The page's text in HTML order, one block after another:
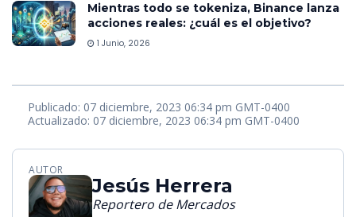
Mientras todo se tokeniza, Binance lanza
acciones reales: ¿cuál es el objetivo?
1 Junio, 2026
Publicado: 07 diciembre, 2023 06:34 pm GMT-0400
Actualizado: 07 diciembre, 2023 06:34 pm GMT-0400
AUTOR
Jesús Herrera
Reportero de Mercados